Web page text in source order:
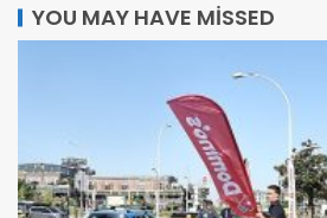
YOU MAY HAVE MISSED